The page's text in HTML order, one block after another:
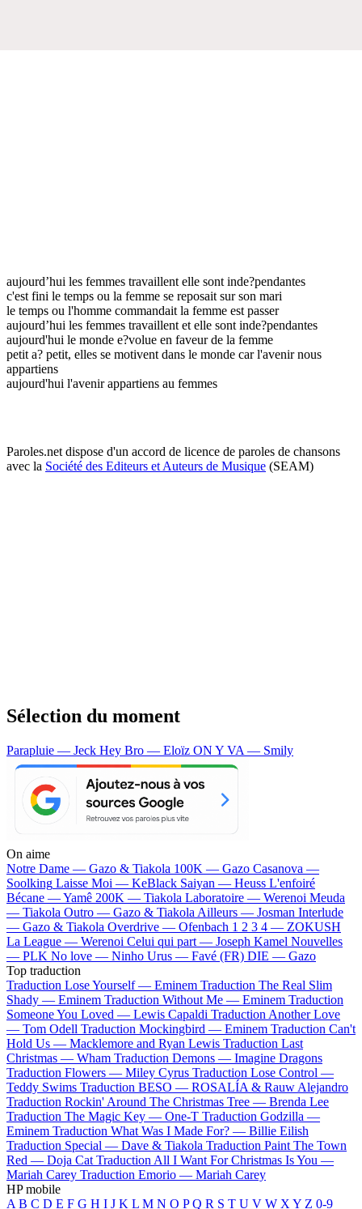
aujourd’hui les femmes travaillent elle sont inde?pendantes
c'est fini le temps ou la femme se reposait sur son mari
le temps ou l'homme commandait la femme est passer
aujourd’hui les femmes travaillent et elle sont inde?pendantes
aujourd'hui le monde e?volue en faveur de la femme
petit a? petit, elles se motivent dans le monde car l'avenir nous
appartiens
aujourd'hui l'avenir appartiens au femmes
Paroles.net dispose d'un accord de licence de paroles de chansons
avec la Société des Editeurs et Auteurs de Musique (SEAM)
Sélection du moment
Parapluie — Jeck Hey Bro — Eloïz ON Y VA — Smily
On aime
Notre Dame — Gazo & Tiakola 100K — Gazo Casanova —
Soolking Laisse Moi — KeBlack Saiyan — Heuss L'enfoiré
Bécane —Yamê 200K — Tiakola Laboratoire — Werenoi Meuda
— Tiakola Outro — Gazo & Tiakola Ailleurs — Josman Interlude
— Gazo & Tiakola Overdrive — Ofenbach 1 2 3 4 — ZOKUSH
La League — Werenoi Celui qui part — Joseph Kamel Nouvelles
— PLK No love — Ninho Urus — Favé (FR) DIE — Gazo
Top traduction
Traduction Lose Yourself — Eminem Traduction The Real Slim
Shady — Eminem Traduction Without Me — Eminem Traduction
Someone You Loved — Lewis Capaldi Traduction Another Love
— Tom Odell Traduction Mockingbird — Eminem Traduction Can't
Hold Us — Macklemore and Ryan Lewis Traduction Last
Christmas — Wham Traduction Demons — Imagine Dragons
Traduction Flowers — Miley Cyrus Traduction Lose Control —
Teddy Swims Traduction BESO — ROSALÍA & Rauw Alejandro
Traduction Rockin' Around The Christmas Tree — Brenda Lee
Traduction The Magic Key — One-T Traduction Godzilla —
Eminem Traduction What Was I Made For? — Billie Eilish
Traduction Special — Dave & Tiakola Traduction Paint The Town
Red — Doja Cat Traduction All I Want For Christmas Is You —
Mariah Carey Traduction Emorio — Mariah Carey
HP mobile
A B C D E F G H I J K L M N O P Q R S T U V W X Y Z 0-9